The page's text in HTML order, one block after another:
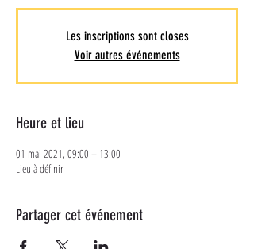
Les inscriptions sont closes
Voir autres événements
Heure et lieu
01 mai 2021, 09:00 – 13:00
Lieu à définir
Partager cet événement